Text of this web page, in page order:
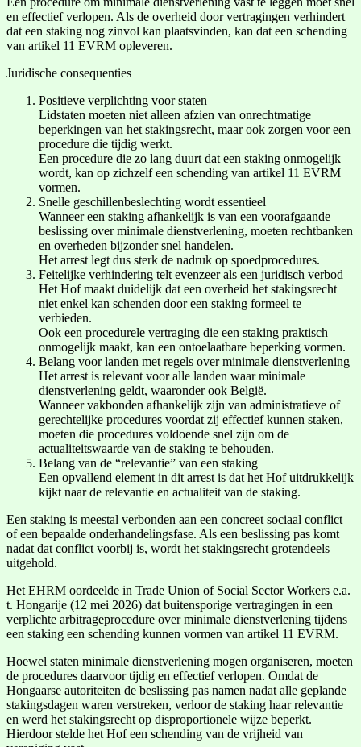
en effectief verlopen. Als de overheid door vertragingen verhindert
dat een staking nog zinvol kan plaatsvinden, kan dat een schending
van artikel 11 EVRM opleveren.
Juridische consequenties
Positieve verplichting voor staten
Lidstaten moeten niet alleen afzien van onrechtmatige
beperkingen van het stakingsrecht, maar ook zorgen voor een
procedure die tijdig werkt.
Een procedure die zo lang duurt dat een staking onmogelijk
wordt, kan op zichzelf een schending van artikel 11 EVRM
vormen.
Snelle geschillenbeslechting wordt essentieel
Wanneer een staking afhankelijk is van een voorafgaande
beslissing over minimale dienstverlening, moeten rechtbanken
en overheden bijzonder snel handelen.
Het arrest legt dus sterk de nadruk op spoedprocedures.
Feitelijke verhindering telt evenzeer als een juridisch verbod
Het Hof maakt duidelijk dat een overheid het stakingsrecht
niet enkel kan schenden door een staking formeel te
verbieden.
Ook een procedurele vertraging die een staking praktisch
onmogelijk maakt, kan een ontoelaatbare beperking vormen.
Belang voor landen met regels over minimale dienstverlening
Het arrest is relevant voor alle landen waar minimale
dienstverlening geldt, waaronder ook België.
Wanneer vakbonden afhankelijk zijn van administratieve of
gerechtelijke procedures voordat zij effectief kunnen staken,
moeten die procedures voldoende snel zijn om de
actualiteitswaarde van de staking te behouden.
Belang van de “relevantie” van een staking
Een opvallend element in dit arrest is dat het Hof uitdrukkelijk
kijkt naar de relevantie en actualiteit van de staking.
Een staking is meestal verbonden aan een concreet sociaal conflict
of een bepaalde onderhandelingsfase. Als een beslissing pas komt
nadat dat conflict voorbij is, wordt het stakingsrecht grotendeels
uitgehold.
Het EHRM oordeelde in Trade Union of Social Sector Workers e.a.
t. Hongarije (12 mei 2026) dat buitensporige vertragingen in een
verplichte arbitrageprocedure over minimale dienstverlening tijdens
een staking een schending kunnen vormen van artikel 11 EVRM.
Hoewel staten minimale dienstverlening mogen organiseren, moeten
de procedures daarvoor tijdig en effectief verlopen. Omdat de
Hongaarse autoriteiten de beslissing pas namen nadat alle geplande
stakingsdagen waren verstreken, verloor de staking haar relevantie
en werd het stakingsrecht op disproportionele wijze beperkt.
Hierdoor stelde het Hof een schending van de vrijheid van